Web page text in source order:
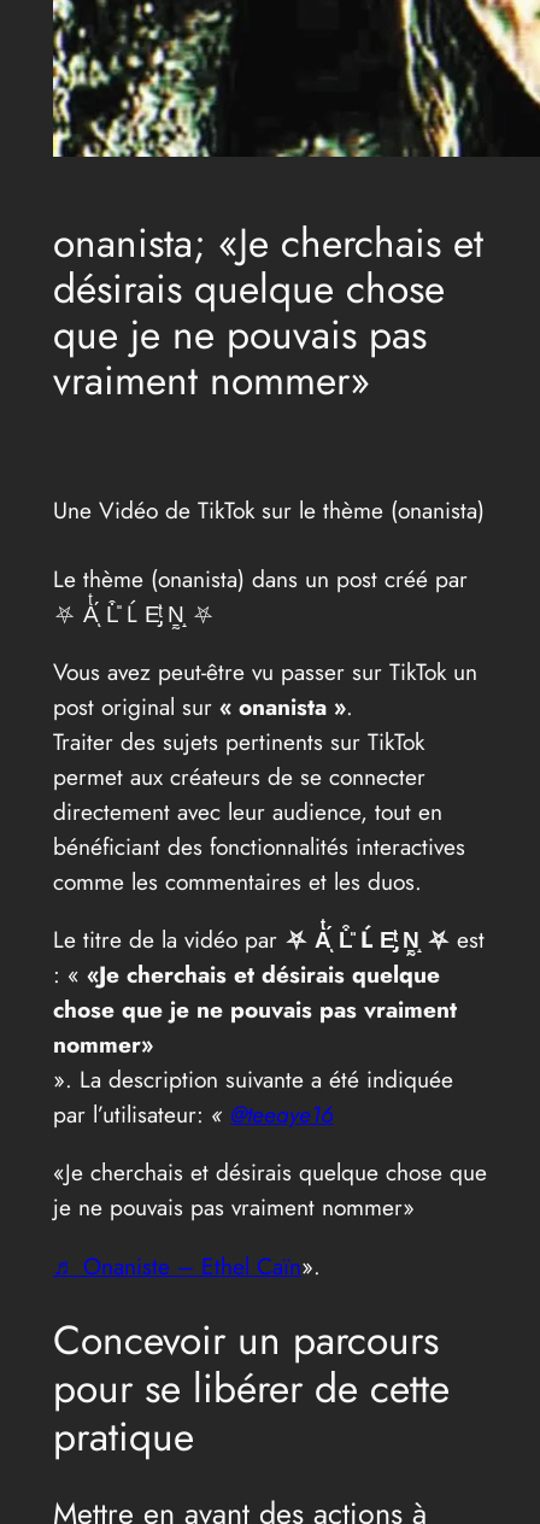
onanista; «Je cherchais et
désirais quelque chose
que je ne pouvais pas
vraiment nommer»
Une Vidéo de TikTok sur le thème (onanista)
Le thème (onanista) dans un post créé par
⛧ Aͭ́ͅ L͒̎ Ĺ E̡͗ͭ Ṉ̰̝ ⛧
Vous avez peut-être vu passer sur TikTok un
post original sur « onanista ».
Traiter des sujets pertinents sur TikTok
permet aux créateurs de se connecter
directement avec leur audience, tout en
bénéficiant des fonctionnalités interactives
comme les commentaires et les duos.
Le titre de la vidéo par ⛧ Aͭ́ͅ L͒̎ Ĺ E̡͗ͭ Ṉ̰̝ ⛧est
: « «Je cherchais et désirais quelque
chose que je ne pouvais pas vraiment
nommer»
». La description suivante a été indiquée
par l’utilisateur: « @teeaye16
«Je cherchais et désirais quelque chose que
je ne pouvais pas vraiment nommer»
♬ Onaniste – Ethel Caïn».
Concevoir un parcours
pour se libérer de cette
pratique
Mettre en avant des actions à